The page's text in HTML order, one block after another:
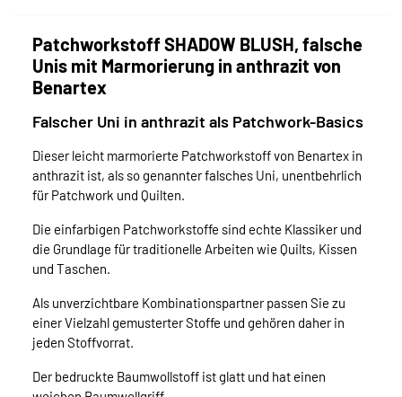
Patchworkstoff SHADOW BLUSH, falsche
Unis mit Marmorierung in anthrazit von
Benartex
Falscher Uni in anthrazit als Patchwork-Basics
Dieser leicht marmorierte Patchworkstoff von Benartex in
anthrazit ist, als so genannter falsches Uni, unentbehrlich
für Patchwork und Quilten.
Die einfarbigen Patchworkstoffe sind echte Klassiker und
die Grundlage für traditionelle Arbeiten wie Quilts, Kissen
und Taschen.
Als unverzichtbare Kombinationspartner passen Sie zu
einer Vielzahl gemusterter Stoffe und gehören daher in
jeden Stoffvorrat.
Der bedruckte Baumwollstoff ist glatt und hat einen